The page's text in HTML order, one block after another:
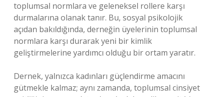
toplumsal normlara ve geleneksel rollere karşı
durmalarına olanak tanır. Bu, sosyal psikolojik
açıdan bakıldığında, derneğin üyelerinin toplumsal
normlara karşı durarak yeni bir kimlik
geliştirmelerine yardımcı olduğu bir ortam yaratır.
Dernek, yalnızca kadınları güçlendirme amacını
gütmekle kalmaz; aynı zamanda, toplumsal cinsiyet